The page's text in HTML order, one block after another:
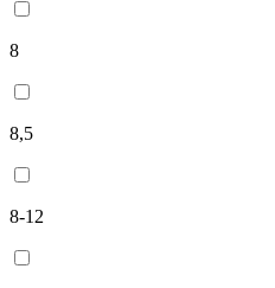
8
8,5
8-12